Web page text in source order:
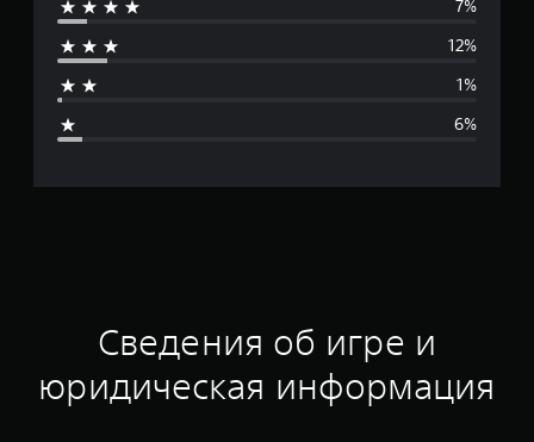
о
н
к
7%
12%
1%
6%
Сведения об игре и
юридическая информация